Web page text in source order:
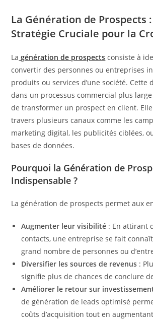
La Génération de Prospects
Stratégie Cruciale pour la
La génération de prospects consiste à
convertir des personnes ou entreprises
produits ou services d’une société. Cette
dans un processus commercial plus
de transformer un prospect en client.
travers plusieurs canaux comme les
marketing digital, les publicités ciblées,
bases de données.
Pourquoi la Génération de
Indispensable ?
La génération de prospects permet aux
Augmenter leur visibilité : En attirant
contacts, une entreprise se fait
grand nombre de personnes ou
Diversifier les sources de revenus :
signifie plus de chances de conclure
Améliorer le retour sur
de génération de leads optimisé
coûts d’acquisition tout en